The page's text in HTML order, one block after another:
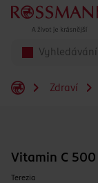
Přeskočit na hlavmní
Zdraví
Vitamin C
Terezia